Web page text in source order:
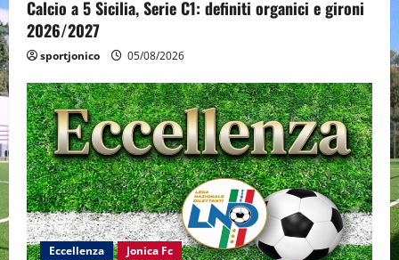
Calcio a 5 Sicilia, Serie C1: definiti organici e gironi
2026/2027
sportjonico 05/08/2026
Eccellenza Jonica Fc